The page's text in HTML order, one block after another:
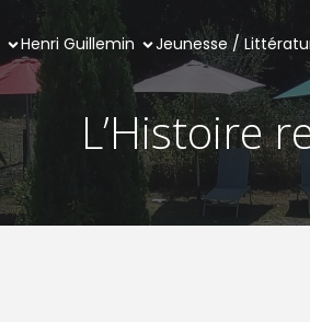
Henri Guillemin Jeunesse /
L’Histoire